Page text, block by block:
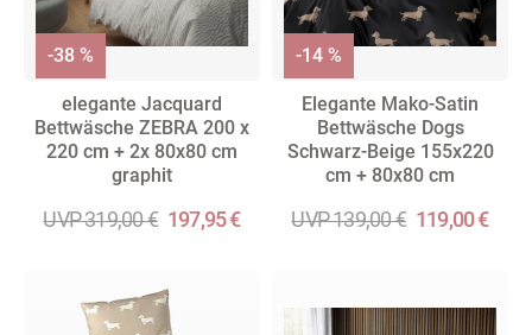
elegante Jacquard
Bettwäsche ZEBRA 200 x
220 cm + 2x 80x80 cm
graphit
UVP 319,00 € 197,95 €
-38 %
Elegante Mako-Satin
Bettwäsche Dogs
Schwarz-Beige 155x220
cm + 80x80 cm
UVP 139,00 € 119,00 €
-14 %